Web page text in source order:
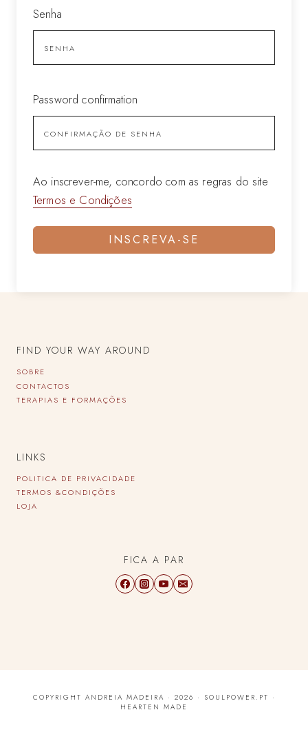
Senha
Password confirmation
Ao inscrever-me, concordo com as regras do site
Termos e Condições
INSCREVA-SE
FIND YOUR WAY AROUND
SOBRE
CONTACTOS
TERAPIAS E FORMAÇÕES
LINKS
POLITICA DE PRIVACIDADE
TERMOS &CONDIÇÕES
LOJA
FICA A PAR
COPYRIGHT ANDREIA MADEIRA · 2026 · SOULPOWER.PT ·
HEARTEN MADE